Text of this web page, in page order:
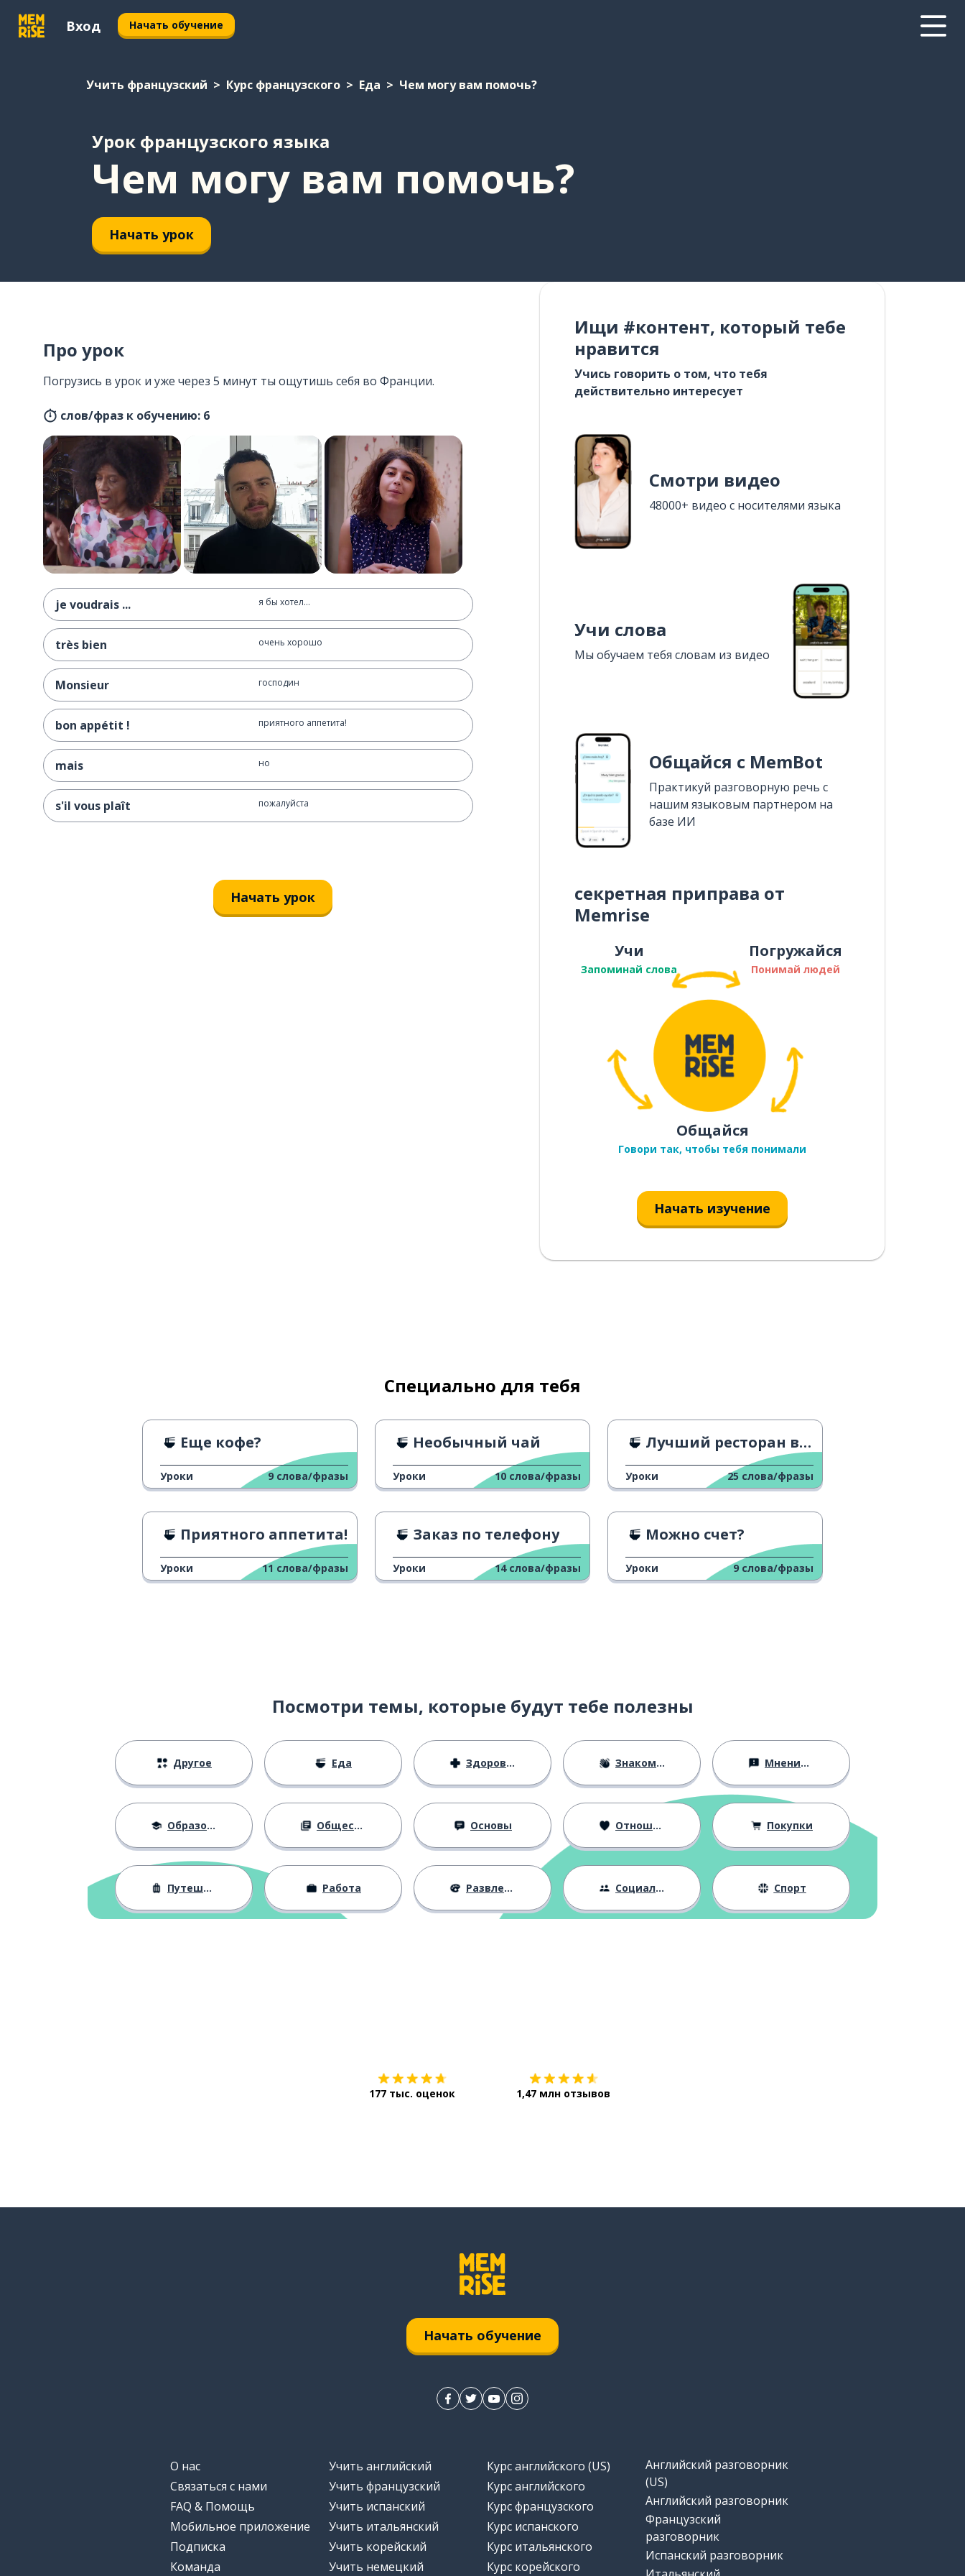
Вход Начать обучение
Учить французский Курс французского Еда Чем могу вам помочь?
Урок французского языка
Чем могу вам помочь?
Начать урок
Про урок
Погрузись в урок и уже через 5 минут ты ощутишь себя во Франции.
слов/фраз к обучению: 6
je voudrais ... я бы хотел...
très bien очень хорошо
Monsieur господин
bon appétit ! приятного аппетита!
mais но
s'il vous plaît пожалуйста
Начать урок
Ищи #контент, который тебе
нравится
Учись говорить о том, что тебя
действительно интересует
Смотри видео
48000+ видео с носителями языка
Учи слова
Мы обучаем тебя словам из видео
Общайся с MemBot
Практикуй разговорную речь с
нашим языковым партнером на
базе ИИ
секретная приправа от
Memrise
Учи
Запоминай слова
Погружайся
Понимай людей
Общайся
Говори так, чтобы тебя понимали
Начать изучение
Специально для тебя
Еще кофе?
Уроки 9 слова/фразы
Необычный чай
Уроки 10 слова/фразы
Лучший ресторан в Париже на Лунный год
Уроки 25 слова/фразы
Приятного аппетита!
Уроки 11 слова/фразы
Заказ по телефону
Уроки 14 слова/фразы
Можно счет?
Уроки 9 слова/фразы
Посмотри темы, которые будут тебе полезны
Другое Еда Здоровье Знакомство Мнения и убеждения
Образование Общество Основы Отношения Покупки
Путешествия Работа Развлечения Социальная жизнь Спорт
177 тыс. оценок 1,47 млн отзывов
Начать обучение
О нас
Связаться с нами
FAQ & Помощь
Мобильное приложение
Подписка
Команда
Учить английский
Учить французский
Учить испанский
Учить итальянский
Учить корейский
Учить немецкий
Курс английского (US)
Курс английского
Курс французского
Курс испанского
Курс итальянского
Курс корейского
Английский разговорник
(US)
Английский разговорник
Французский
разговорник
Испанский разговорник